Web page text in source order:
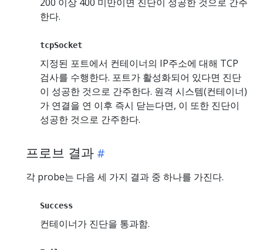
한다.
tcpSocket
지정된 포트에서 컨테이너의 IP주소에 대해 TCP
검사를 수행한다. 포트가 활성화되어 있다면 진단
이 성공한 것으로 간주한다. 원격 시스템(컨테이너)
가 연결을 연 이후 즉시 닫는다면, 이 또한 진단이
성공한 것으로 간주한다.
프로브 결과
각 probe는 다음 세 가지 결과 중 하나를 가진다.
Success
컨테이너가 진단을 통과함.